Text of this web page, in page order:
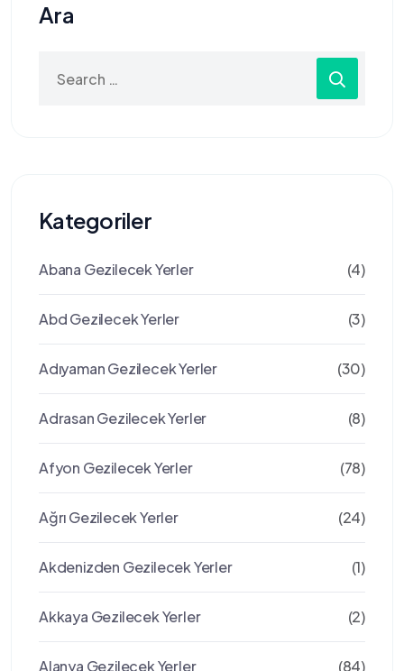
Ara
for:
Kategoriler
Abana Gezilecek Yerler (4)
Abd Gezilecek Yerler (3)
Adıyaman Gezilecek Yerler (30)
Adrasan Gezilecek Yerler (8)
Afyon Gezilecek Yerler (78)
Ağrı Gezilecek Yerler (24)
Akdenizden Gezilecek Yerler (1)
Akkaya Gezilecek Yerler (2)
Alanya Gezilecek Yerler (84)